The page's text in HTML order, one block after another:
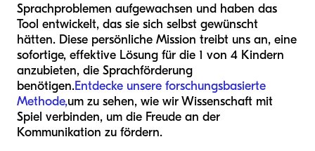
Sprachproblemen aufgewachsen und haben das
Tool entwickelt, das sie sich selbst gewünscht
hätten. Diese persönliche Mission treibt uns an, eine
sofortige, effektive Lösung für die 1 von 4 Kindern
anzubieten, die Sprachförderung
benötigen.Entdecke unsere forschungsbasierte
Methode,um zu sehen, wie wir Wissenschaft mit
Spiel verbinden, um die Freude an der
Kommunikation zu fördern.